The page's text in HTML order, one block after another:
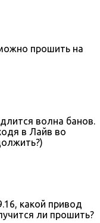
прошить на
волна банов.
в Лайв во
какой привод
ли прошить?